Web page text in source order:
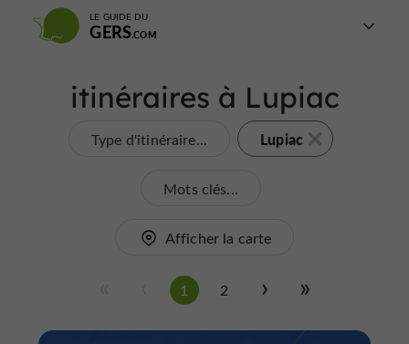
LE GUIDE DU
GERS
itinéraires à Lupiac
Type d'itinéraire... Lupiac
Mots clés...
Afficher la carte
1 2